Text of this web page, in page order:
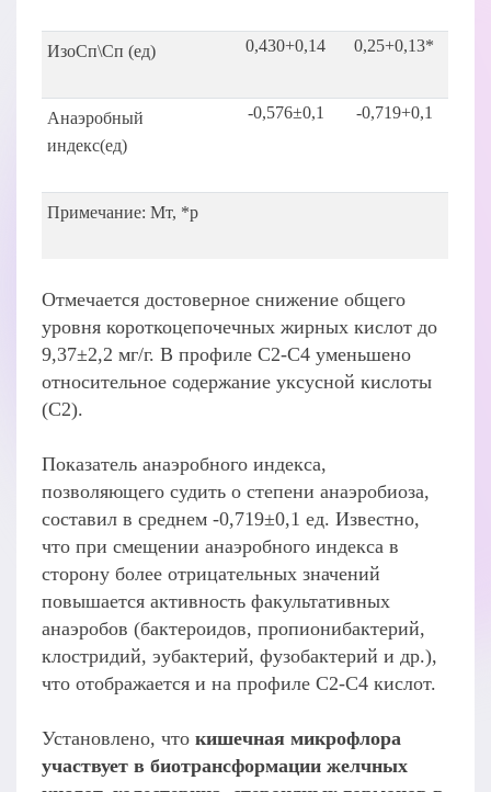
ИзоСп\Сп (ед) 0,430+0,14 0,25+0,13*
Анаэробный
индекс(ед)
-0,576±0,1 -0,719+0,1
Примечание: Мт, *р
Отмечается достоверное снижение общего
уровня короткоцепочечных жирных кислот до
9,37±2,2 мг/г. В профиле С2-С4 уменьшено
относительное содержание уксусной кислоты
(С2).
Показатель анаэробного индекса,
позволяющего судить о степени анаэробиоза,
составил в среднем -0,719±0,1 ед. Известно,
что при смещении анаэробного индекса в
сторону более отрицательных значений
повышается активность факультативных
анаэробов (бактероидов, пропионибактерий,
клостридий, эубактерий, фузобактерий и др.),
что отображается и на профиле С2-С4 кислот.
Установлено, чтокишечная микрофлора
участвует в биотрансформации желчных